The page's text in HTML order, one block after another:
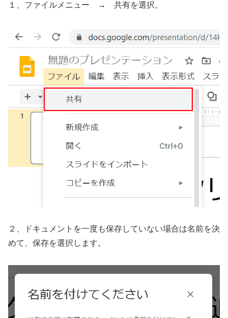
１、ファイルメニュー → 共有を選択。
２、ドキュメントを一度も保存していない場合は名前を決
めて、保存を選択します。